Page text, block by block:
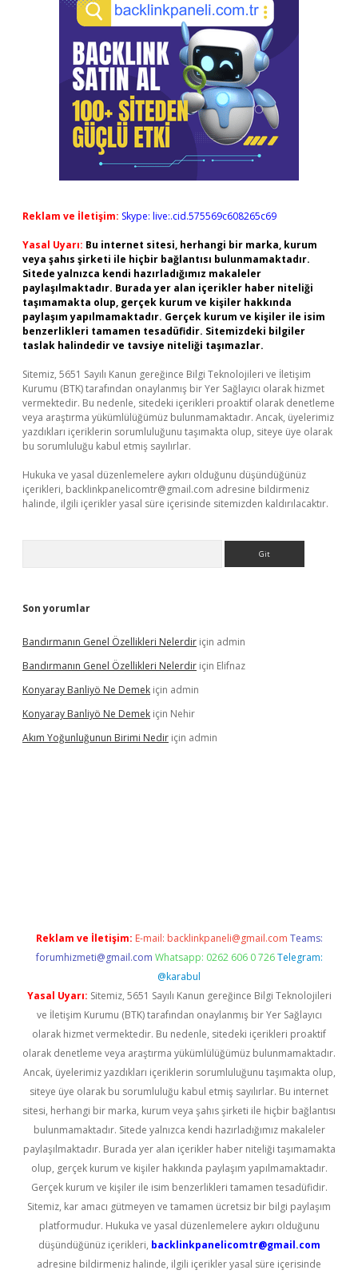
Reklam ve İletişim: Skype: live:.cid.575569c608265c69
Yasal Uyarı: Bu internet sitesi, herhangi bir marka, kurum
veya şahıs şirketi ile hiçbir bağlantısı bulunmamaktadır.
Sitede yalnızca kendi hazırladığımız makaleler
paylaşılmaktadır. Burada yer alan içerikler haber niteliği
taşımamakta olup, gerçek kurum ve kişiler hakkında
paylaşım yapılmamaktadır. Gerçek kurum ve kişiler ile isim
benzerlikleri tamamen tesadüfidir. Sitemizdeki bilgiler
taslak halindedir ve tavsiye niteliği taşımazlar.
Sitemiz, 5651 Sayılı Kanun gereğince Bilgi Teknolojileri ve İletişim
Kurumu (BTK) tarafından onaylanmış bir Yer Sağlayıcı olarak hizmet
vermektedir. Bu nedenle, sitedeki içerikleri proaktif olarak denetleme
veya araştırma yükümlülüğümüz bulunmamaktadır. Ancak, üyelerimiz
yazdıkları içeriklerin sorumluluğunu taşımakta olup, siteye üye olarak
bu sorumluluğu kabul etmiş sayılırlar.
Hukuka ve yasal düzenlemelere aykırı olduğunu düşündüğünüz
içerikleri, backlinkpanelicomtr@gmail.com adresine bildirmeniz
halinde, ilgili içerikler yasal süre içerisinde sitemizden kaldırılacaktır.
Son yorumlar
Bandırmanın Genel Özellikleri Nelerdir için admin
Bandırmanın Genel Özellikleri Nelerdir için Elifnaz
Konyaray Banliyö Ne Demek için admin
Konyaray Banliyö Ne Demek için Nehir
Akım Yoğunluğunun Birimi Nedir için admin
Reklam ve İletişim: E-mail: backlinkpaneli@gmail.com Teams:
forumhizmeti@gmail.com Whatsapp: 0262 606 0 726 Telegram:
@karabul
Yasal Uyarı: Sitemiz, 5651 Sayılı Kanun gereğince Bilgi Teknolojileri
ve İletişim Kurumu (BTK) tarafından onaylanmış bir Yer Sağlayıcı
olarak hizmet vermektedir. Bu nedenle, sitedeki içerikleri proaktif
olarak denetleme veya araştırma yükümlülüğümüz bulunmamaktadır.
Ancak, üyelerimiz yazdıkları içeriklerin sorumluluğunu taşımakta olup,
siteye üye olarak bu sorumluluğu kabul etmiş sayılırlar. Bu internet
sitesi, herhangi bir marka, kurum veya şahıs şirketi ile hiçbir bağlantısı
bulunmamaktadır. Sitede yalnızca kendi hazırladığımız makaleler
paylaşılmaktadır. Burada yer alan içerikler haber niteliği taşımamakta
olup, gerçek kurum ve kişiler hakkında paylaşım yapılmamaktadır.
Gerçek kurum ve kişiler ile isim benzerlikleri tamamen tesadüfidir.
Sitemiz, kar amacı gütmeyen ve tamamen ücretsiz bir bilgi paylaşım
platformudur. Hukuka ve yasal düzenlemelere aykırı olduğunu
düşündüğünüz içerikleri, backlinkpanelicomtr@gmail.com
adresine bildirmeniz halinde, ilgili içerikler yasal süre içerisinde